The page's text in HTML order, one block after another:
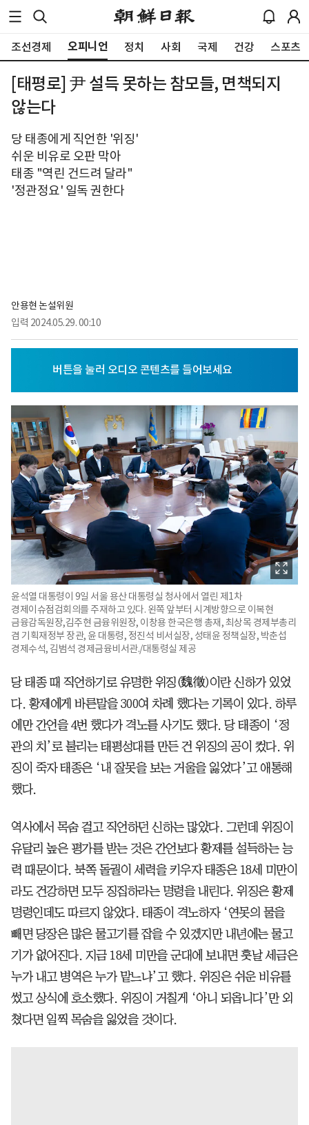
조선경제 오피니언 정치 사회 국제 건강 스포츠
[태평로] 尹 설득 못하는 참모들, 면책되지
않는다
당 태종에게 직언한 '위징'
쉬운 비유로 오판 막아
태종 "역린 건드려 달라"
'정관정요' 일독 권한다
안용현 논설위원
입력 2024.05.29. 00:10
윤석열 대통령이 9일 서울 용산 대통령실 청사에서 열린 제1차
경제이슈점검회의를 주재하고 있다. 왼쪽 앞부터 시계방향으로 이복현
금융감독원장,김주현 금융위원장, 이창용 한국은행 총재, 최상목 경제부총리
겸 기획재정부 장관, 윤 대통령, 정진석 비서실장, 성태윤 정책실장, 박춘섭
경제수석, 김범석 경제금융비서관./대통령실 제공
당 태종 때 직언하기로 유명한 위징(魏徵)이란 신하가 있었
다. 황제에게 바른말을 300여 차례 했다는 기록이 있다. 하루
에만 간언을 4번 했다가 격노를 사기도 했다. 당 태종이 ‘정
관의 치’로 불리는 태평성대를 만든 건 위징의 공이 컸다. 위
징이 죽자 태종은 ‘내 잘못을 보는 거울을 잃었다’고 애통해
했다.
역사에서 목숨 걸고 직언하던 신하는 많았다. 그런데 위징이
유달리 높은 평가를 받는 것은 간언보다 황제를 설득하는 능
력 때문이다. 북쪽 돌궐이 세력을 키우자 태종은 18세 미만이
라도 건강하면 모두 징집하라는 명령을 내린다. 위징은 황제
명령인데도 따르지 않았다. 태종이 격노하자 ‘연못의 물을
빼면 당장은 많은 물고기를 잡을 수 있겠지만 내년에는 물고
기가 없어진다. 지금 18세 미만을 군대에 보내면 훗날 세금은
누가 내고 병역은 누가 맡느냐’고 했다. 위징은 쉬운 비유를
썼고 상식에 호소했다. 위징이 거칠게 ‘아니 되옵니다’만 외
쳤다면 일찍 목숨을 잃었을 것이다.